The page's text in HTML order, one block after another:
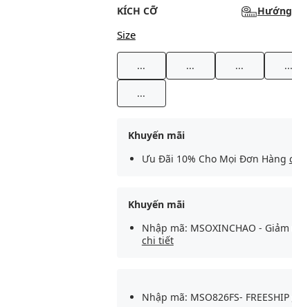
KÍCH CỠ Hướng
Size
... ... ... ...
...
Khuyến mãi
Ưu Đãi 10% Cho Mọi Đơn Hàng
Khuyến mãi
Nhập mã: MSOXINCHAO -
chi tiết
Nhập mã: MSO826FS- FREESHIP